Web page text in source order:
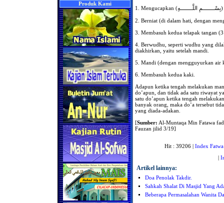
Produk Kami
1. Mengucapkan (بِسْــــــــمِ اللَّــــــــهِِ)
2. Berniat (di dalam hati, dengan
3. Membasuh kedua telapak tangan
4. Berwudhu, seperti wudhu yang
diakhirkan, yaitu setelah mandi.
5. Mandi (dengan mengguyurkan air
6. Membasuh kedua kaki.
Adapun ketika tengah melakukan
do’apun, dan tidak ada satu riwayat
satu do’apun ketika tengah
banyak orang, maka do’a tersebut
yang diada-adakan.
[Sumber: Al-Muntaqa Min Fatawa
Fauzan jilid 3/19]
Hit : 39206 | Index Fatwa
|
Artikel lainnya:
Doa Penolak Takdir.
Sahkah Shalat Di Masjid Yang
Beberapa Permasalahan Wanita